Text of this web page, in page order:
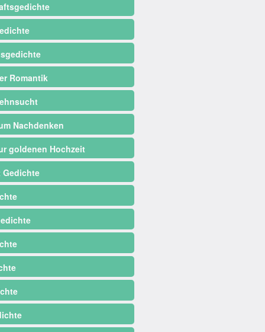
Romantik
Nachdenken
goldenen Hochzeit
Gedichte